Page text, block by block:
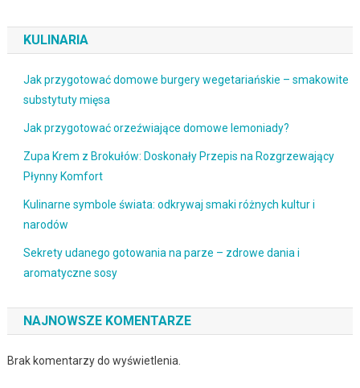
KULINARIA
Jak przygotować domowe burgery wegetariańskie – smakowite
substytuty mięsa
Jak przygotować orzeźwiające domowe lemoniady?
Zupa Krem z Brokułów: Doskonały Przepis na Rozgrzewający
Płynny Komfort
Kulinarne symbole świata: odkrywaj smaki różnych kultur i
narodów
Sekrety udanego gotowania na parze – zdrowe dania i
aromatyczne sosy
NAJNOWSZE KOMENTARZE
Brak komentarzy do wyświetlenia.